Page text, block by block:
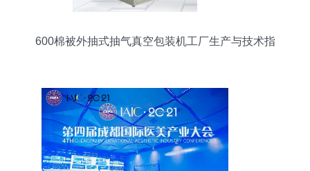
600棉被外抽式抽气真空包装机工厂生产与技术指